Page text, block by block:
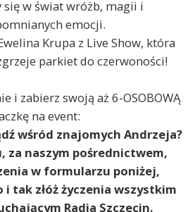
się w świat wróżb, magii i
emocji.
Krupa z Live Show, która
parkiet do czerwoności!
i zabierz swoją aż 6-OSOBOWĄ
na event:
wśród znajomych Andrzeja?
za naszym pośrednictwem,
w formularzu poniżej,
i tak złóż życzenia wszystkim
Radia Szczecin.